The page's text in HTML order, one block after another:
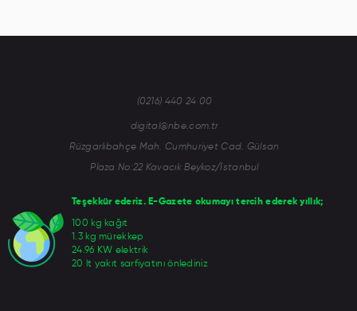
Teşekkür ederiz. E-Gazete okumayı tercih ederek yıllık;
100 kg kağıt
1.3 kg mürekkep
24.96 KW elektrik
20 lt yakıt sarfiyatını önlediniz
(0216) 440 24 00
digital@nbe.com.tr
Rüzgarlıbahçe Mah. Cumhuriyet Cad. Gülsan
Plaza No:22 Kavacık Beykoz/İstanbul